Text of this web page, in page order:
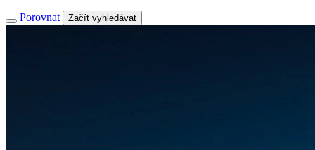
Porovnat Začít vyhledávat